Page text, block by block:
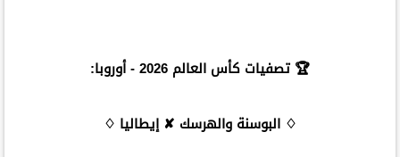
🏆 تصفيات كأس العالم 2026 - أوروبا:
♢ البوسنة والهرسك ✘ إيطاليا ♢